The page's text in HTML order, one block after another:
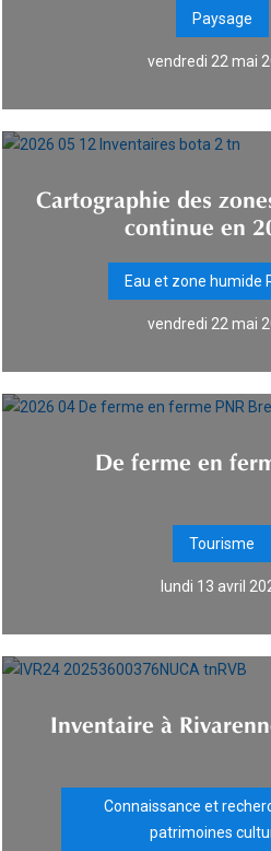
Paysage
vendredi 22 mai
Cartographie des
continue en
Eau et zone humide
vendredi 22 mai
De ferme en
Tourisme
lundi 13 avril
Inventaire à
Connaissance et
patrimoines